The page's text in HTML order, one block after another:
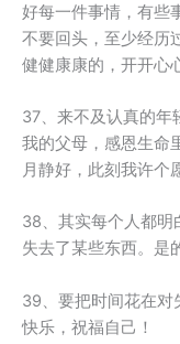
好每一件事情，有些
不要回头，至少经历
健健康康的，开开心
37、来不及认真的年
我的父母，感恩生命
月静好，此刻我许个
38、其实每个人都明
失去了某些东西。是
39、要把时间花在对
快乐，祝福自己！